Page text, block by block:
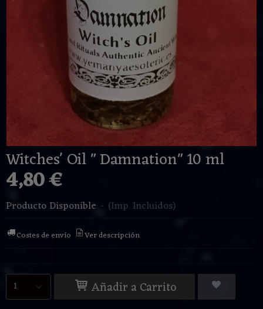
Witches' Oil " Damnation" 10 ml
4,80 €
Producto Disponible - (Imp. Incluidos)
Costes de envío Ver descripción
Añadir a Carrito